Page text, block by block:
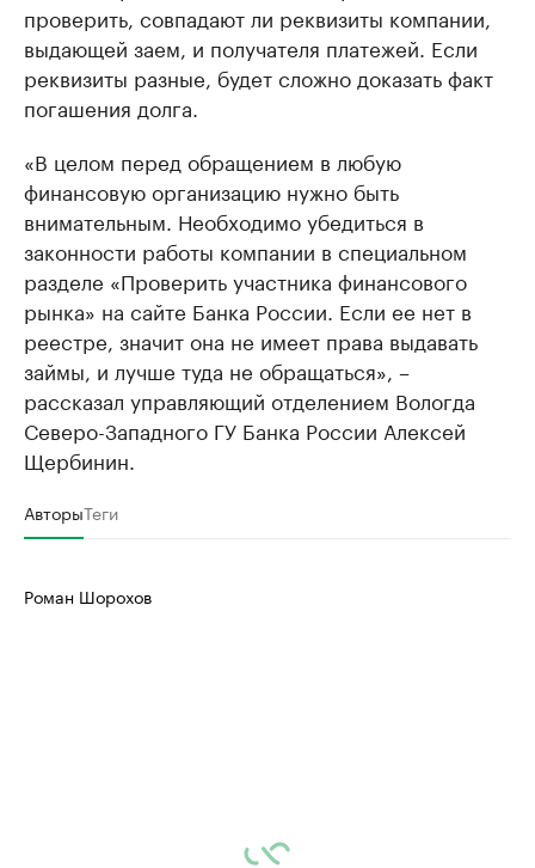
проверить, совпадают ли реквизиты компании,
выдающей заем, и получателя платежей. Если
реквизиты разные, будет сложно доказать факт
погашения долга.
«В целом перед обращением в любую
финансовую организацию нужно быть
внимательным. Необходимо убедиться в
законности работы компании в специальном
разделе «Проверить участника финансового
рынка» на сайте Банка России. Если ее нет в
реестре, значит она не имеет права выдавать
займы, и лучше туда не обращаться», –
рассказал управляющий отделением Вологда
Северо-Западного ГУ Банка России Алексей
Щербинин.
АвторыТеги
Роман Шорохов